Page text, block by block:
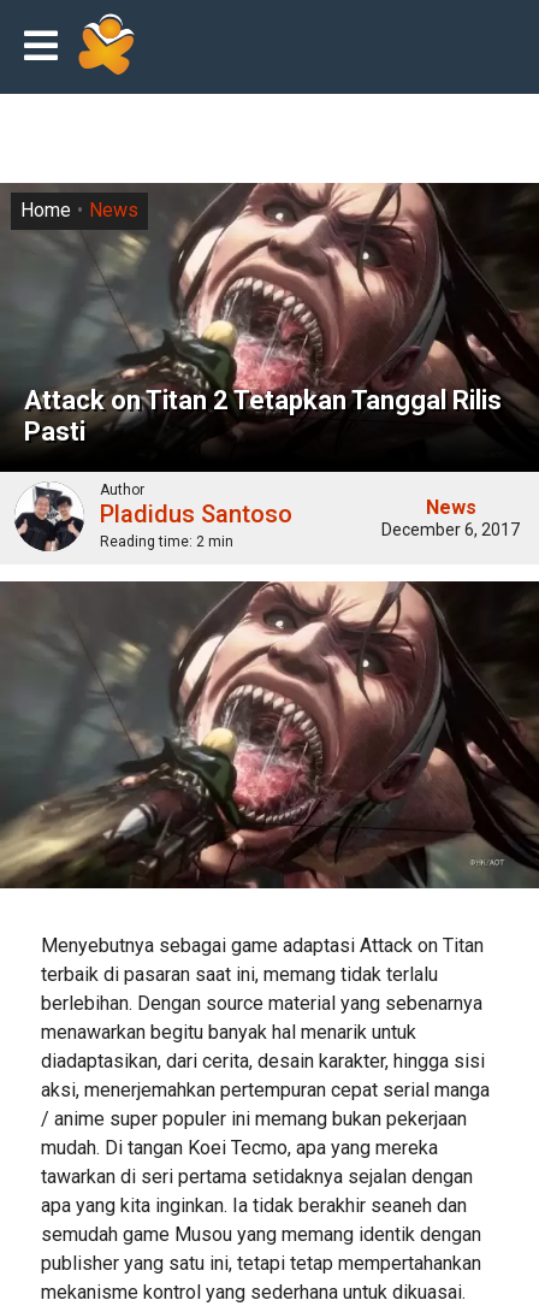
Attack on Titan 2 Tetapkan Tanggal Rilis
Pasti
Home News
Author
Pladidus Santoso
Reading time: 2 min
News
December 6, 2017
Menyebutnya sebagai game adaptasi Attack on Titan
terbaik di pasaran saat ini, memang tidak terlalu
berlebihan. Dengan source material yang sebenarnya
menawarkan begitu banyak hal menarik untuk
diadaptasikan, dari cerita, desain karakter, hingga sisi
aksi, menerjemahkan pertempuran cepat serial manga
/ anime super populer ini memang bukan pekerjaan
mudah. Di tangan Koei Tecmo, apa yang mereka
tawarkan di seri pertama setidaknya sejalan dengan
apa yang kita inginkan. Ia tidak berakhir seaneh dan
semudah game Musou yang memang identik dengan
publisher yang satu ini, tetapi tetap mempertahankan
mekanisme kontrol yang sederhana untuk dikuasai.